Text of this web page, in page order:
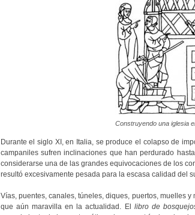
Construyendo una iglesia
Durante el siglo XI, en Italia, se produce el colapso de
campaniles sufren inclinaciones que han perdurado
considerarse una de las grandes equivocaciones de los
resultó excesivamente pesada para la escasa calidad del
Vías, puentes, canales, túneles, diques, puertos, muelles
que aún maravilla en la actualidad. El libro de